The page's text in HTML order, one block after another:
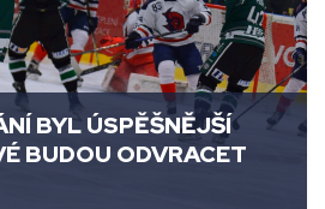
BYL ÚSPĚŠNĚJŠÍ
BUDOU ODVRACET